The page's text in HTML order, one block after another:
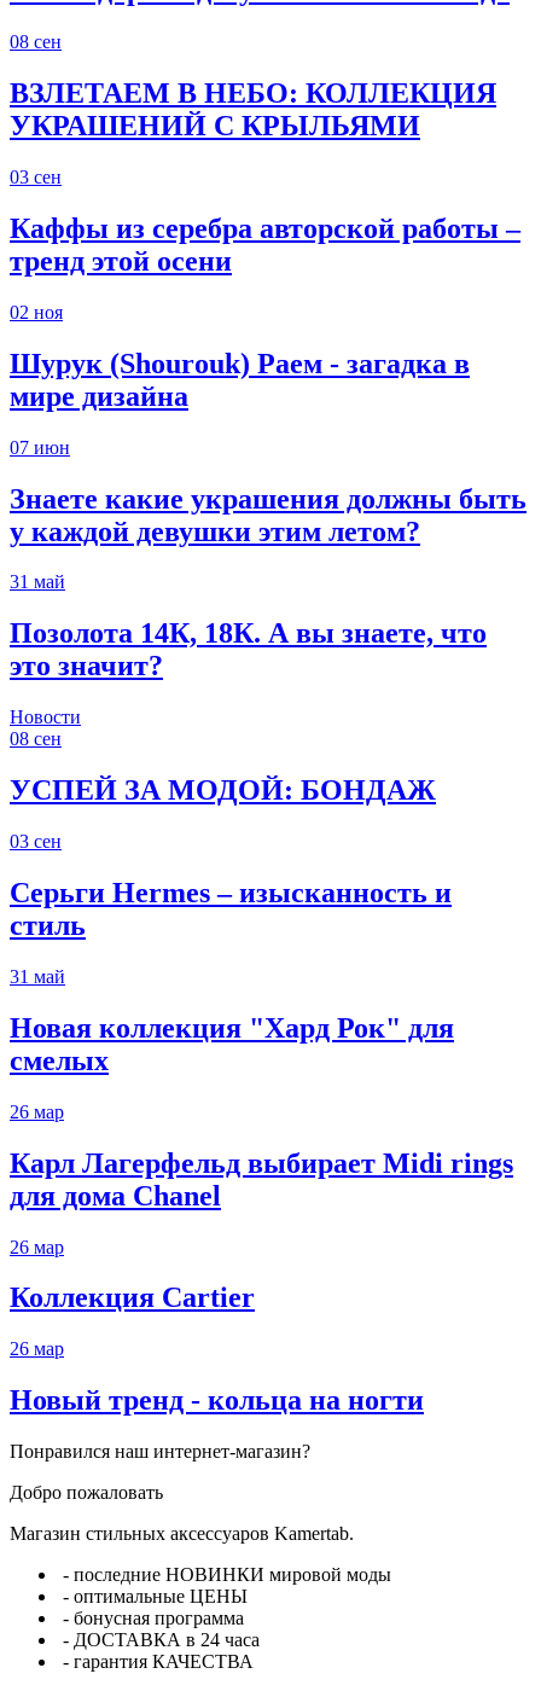
08 сен
ВЗЛЕТАЕМ В НЕБО: КОЛЛЕКЦИЯ
УКРАШЕНИЙ С КРЫЛЬЯМИ
03 сен
Каффы из серебра авторской работы –
тренд этой осени
02 ноя
Шурук (Shourouk) Раем - загадка в
мире дизайна
07 июн
Знаете какие украшения должны быть
у каждой девушки этим летом?
31 май
Позолота 14К, 18К. А вы знаете, что
это значит?
Новости
08 сен
УСПЕЙ ЗА МОДОЙ: БОНДАЖ
03 сен
Серьги Hermes – изысканность и
стиль
31 май
Новая коллекция "Хард Рок" для
смелых
26 мар
Карл Лагерфельд выбирает Midi rings
для дома Chanel
26 мар
Коллекция Cartier
26 мар
Новый тренд - кольца на ногти
Понравился наш интернет-магазин?
Добро пожаловать
Магазин стильных аксессуаров Kamertab.
- последние НОВИНКИ мировой моды
- оптимальные ЦЕНЫ
- бонусная программа
- ДОСТАВКА в 24 часа
- гарантия КАЧЕСТВА